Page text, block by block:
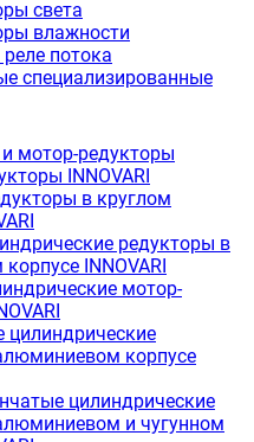
света
влажности
потока
специализированные
мотор-редукторы
INNOVARI
в круглом
редукторы в
INNOVARI
мотор-
цилиндрические
корпусе
цилиндрические
и чугунном